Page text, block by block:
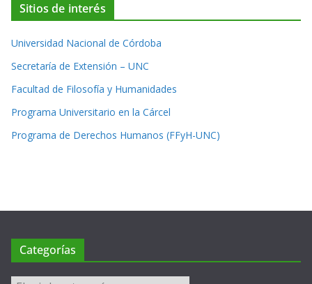
Sitios de interés
Universidad Nacional de Córdoba
Secretaría de Extensión – UNC
Facultad de Filosofía y Humanidades
Programa Universitario en la Cárcel
Programa de Derechos Humanos (FFyH-UNC)
Categorías